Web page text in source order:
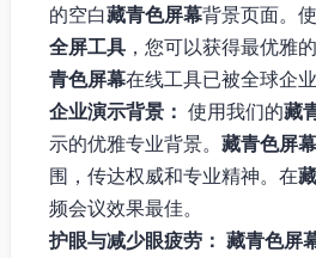
的空白藏青色屏幕背景页面。
全屏工具 ，您可以获得最优雅
青色屏幕在线工具已被全球企业
企业演示背景： 使用我们的藏
示的优雅专业背景。 藏青色屏幕
围，传达权威和专业精神。在
频会议效果最佳。
护眼与减少眼疲劳： 藏青色屏